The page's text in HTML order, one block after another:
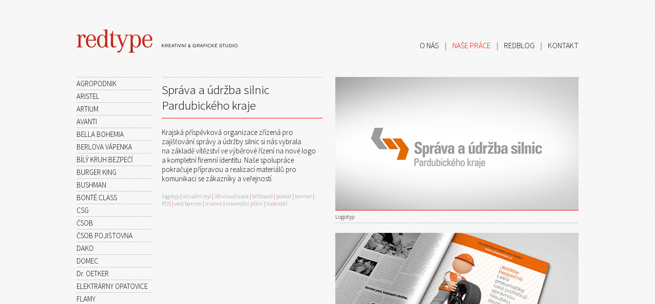
O NÁS | NAŠE PRÁCE | REDBLOG | KONTAKT
AGROPODNIK
ARISTEL
ARTIUM
AVANTI
BELLA BOHEMIA
BERLOVA VÁPENKA
BÍLÝ KRUH BEZPEČÍ
BURGER KING
BUSHMAN
BONTÉ CLASS
CSG
ČSOB
ČSOB POJIŠŤOVNA
DAKO
DOMEC
Dr. OETKER
ELEKTRÁRNY OPATOVICE
FLAMY
Správa a údržba silnic
Pardubického kraje
Krajská příspěvková organizace zřízená pro
zajišťování správy a údržby silnic si nás vybrala
na základě vítězství ve výběrové řízení na nové logo
a kompletní firemní identitu. Naše spolupráce
pokračuje přípravou a realizací materiálů pro
komunikaci se zákazníky a veřejností.
logotyp | vizuální styl | 3D vizualizace | billboard | plakát | banner |
POS | web banner | inzerce | novoroční přání | kalendář
Logotyp